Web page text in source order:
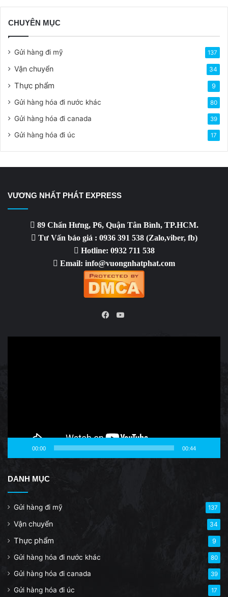
CHUYÊN MỤC
Gửi hàng đi mỹ 137
Vận chuyển 34
Thực phẩm 9
Gửi hàng hóa đi nước khác 80
Gửi hàng hóa đi canada 39
Gửi hàng hóa đi úc 17
VƯƠNG NHẤT PHÁT EXPRESS
89 Chấn Hưng, P6, Quận Tân Bình, TP.HCM.
Tư Vấn báo giá : 0936 391 538 (Zalo,viber, fb)
Hotline: 0932 711 538
Email: info@vuongnhatphat.com
YouTube
00:00 00:44
DANH MỤC
Gửi hàng đi mỹ 137
Vận chuyển 34
Thực phẩm 9
Gửi hàng hóa đi nước khác 80
Gửi hàng hóa đi canada 39
Gửi hàng hóa đi úc 17